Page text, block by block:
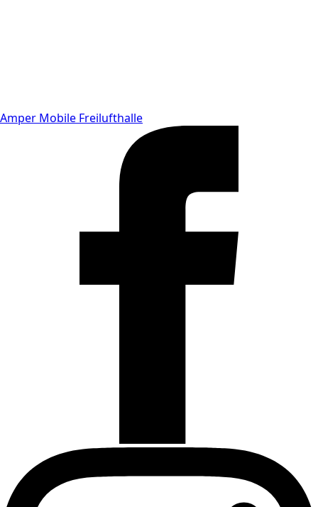
Amper Mobile Freilufthalle